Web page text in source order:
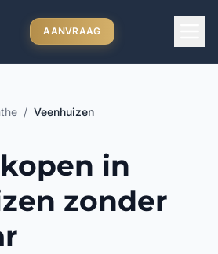
AANVRAAG
/ Veenhuizen
in
zonder